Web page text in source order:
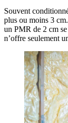
Souvent
plus ou moins 3
un PMR de 2 cm
n’offre seulement